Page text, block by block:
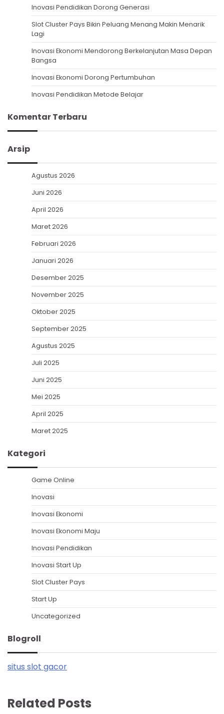
Inovasi Pendidikan Dorong Generasi
Slot Cluster Pays Bikin Peluang Menang Makin Menarik
Lagi
Inovasi Ekonomi Mendorong Berkelanjutan Masa Depan
Bangsa
Inovasi Ekonomi Dorong Pertumbuhan
Inovasi Pendidikan Metode Belajar
Komentar Terbaru
Arsip
Agustus 2026
Juni 2026
April 2026
Maret 2026
Februari 2026
Januari 2026
Desember 2025
November 2025
Oktober 2025
September 2025
Agustus 2025
Juli 2025
Juni 2025
Mei 2025
April 2025
Maret 2025
Kategori
Game Online
Inovasi
Inovasi Ekonomi
Inovasi Ekonomi Maju
Inovasi Pendidikan
Inovasi Start Up
Slot Cluster Pays
Start Up
Uncategorized
Blogroll
situs slot gacor
Related Posts